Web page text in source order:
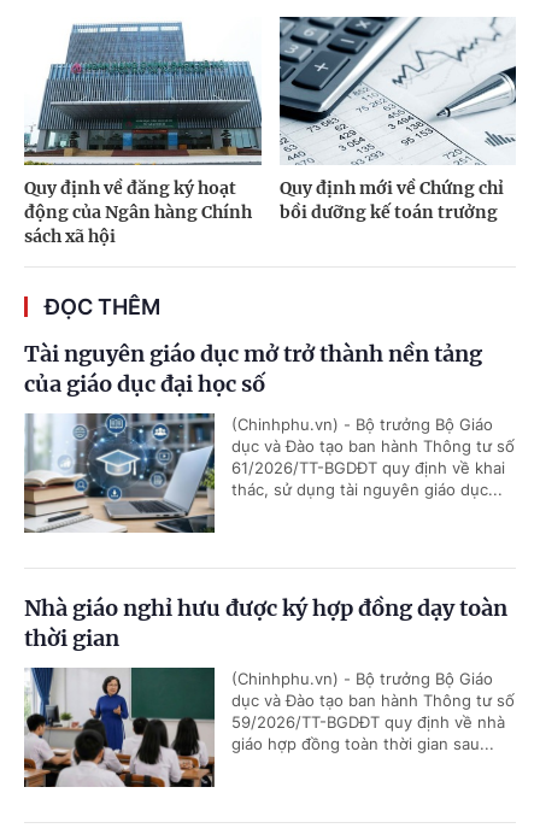
Quy định về đăng ký hoạt
động của Ngân hàng Chính
sách xã hội
Quy định mới về Chứng chỉ
bồi dưỡng kế toán trưởng
ĐỌC THÊM
Tài nguyên giáo dục mở trở thành nền tảng
của giáo dục đại học số
(Chinhphu.vn) - Bộ trưởng Bộ Giáo
dục và Đào tạo ban hành Thông tư số
61/2026/TT-BGDĐT quy định về khai
thác, sử dụng tài nguyên giáo dục...
Nhà giáo nghỉ hưu được ký hợp đồng dạy toàn
thời gian
(Chinhphu.vn) - Bộ trưởng Bộ Giáo
dục và Đào tạo ban hành Thông tư số
59/2026/TT-BGDĐT quy định về nhà
giáo hợp đồng toàn thời gian sau...